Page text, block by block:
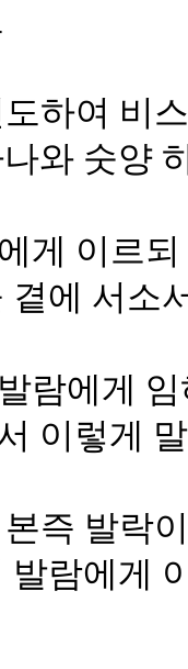
하여 비
와 숫양
게 이르
곁에 서소
람에게
이렇게
즉 발락
발람에게